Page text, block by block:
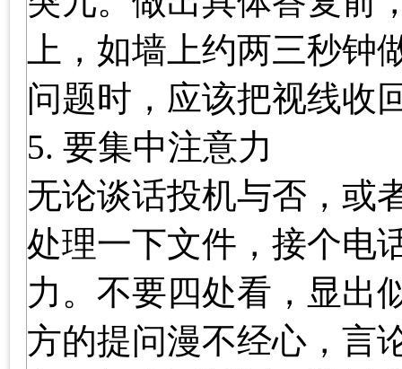
上，如墙上约两三秒
问题时，应该把视线收
5. 要集中注意力
无论谈话投机与否，或
处理一下文件，接个电
力。不要四处看，显出
方的提问漫不经心，言